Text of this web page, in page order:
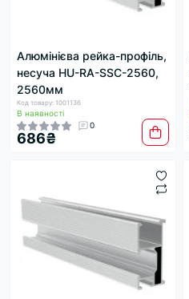
Алюмінієва рейка-профіль,
несуча HU-RA-SSC-2560,
2560мм
Код товару: 1001136
В наявності
0
686₴